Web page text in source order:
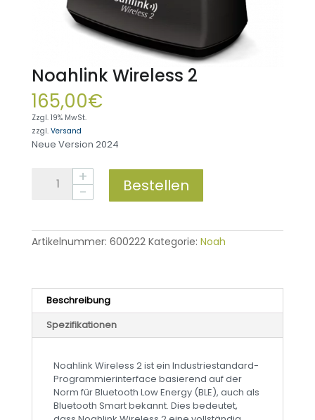
Noahlink Wireless 2
165,00€
Zzgl. 19% MwSt.
zzgl. Versand
Neue Version 2024
Wireless
Bestellen
Artikelnummer: 600222 Kategorie: Noah
Beschreibung
Spezifikationen
Noahlink Wireless 2 ist ein Industriestandard-
Programmierinterface basierend auf der
Norm für Bluetooth Low Energy (BLE), auch als
Bluetooth Smart bekannt. Dies bedeutet,